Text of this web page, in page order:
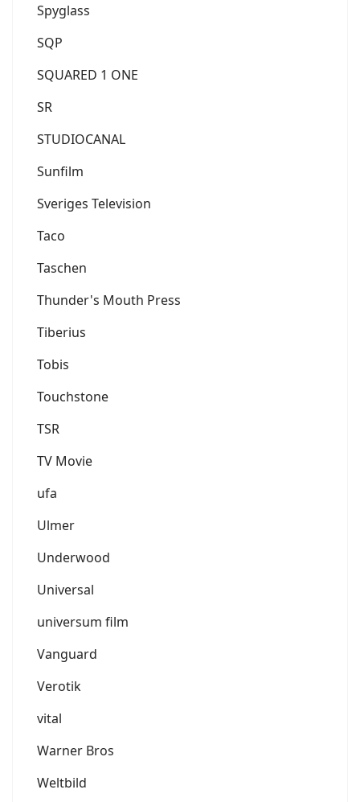
Spyglass
SQP
SQUARED 1 ONE
SR
STUDIOCANAL
Sunfilm
Sveriges Television
Taco
Taschen
Thunder's Mouth Press
Tiberius
Tobis
Touchstone
TSR
TV Movie
ufa
Ulmer
Underwood
Universal
universum film
Vanguard
Verotik
vital
Warner Bros
Weltbild